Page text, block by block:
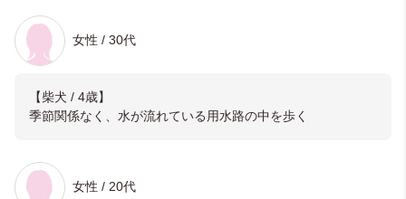
女性 / 30代
【柴犬 / 4歳】
季節関係なく、水が流れている用水路の中を歩く
女性 / 20代